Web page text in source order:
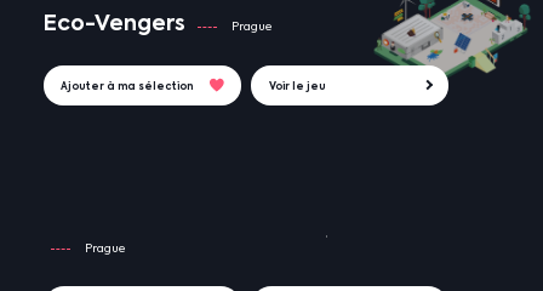
Eco-Vengers Prague
Ajouter à ma sélection Voir le jeu
Prague